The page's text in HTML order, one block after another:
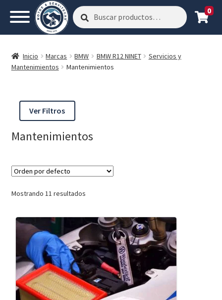
Buscar
por:
Buscar 0
Inicio Marcas BMW BMW R12 NINET
Servicios y
Mantenimientos
Mantenimientos
Ver Filtros
Mantenimientos
Mostrando 11 resultados